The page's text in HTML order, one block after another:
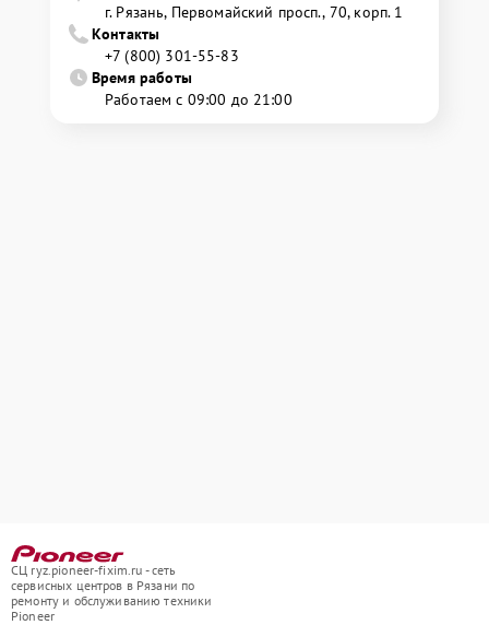
г. Рязань, Первомайский просп., 70, корп. 1
Контакты
+7 (800) 301-55-83
Время работы
Работаем с 09:00 до 21:00
СЦ ryz.pioneer-fixim.ru - сеть
сервисных центров в Рязани по
ремонту и обслуживанию техники
Pioneer